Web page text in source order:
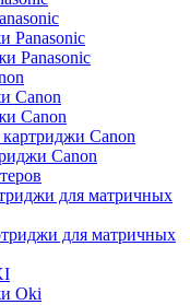
Panasonic
Panasonic
Canon
Canon
Canon
Canon
для матричных
для матричных
Oki